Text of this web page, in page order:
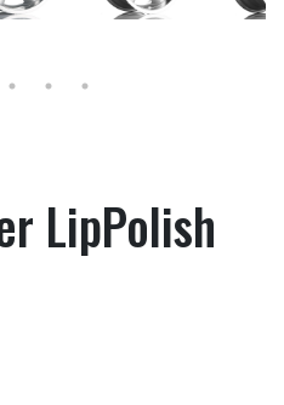
LipPolish